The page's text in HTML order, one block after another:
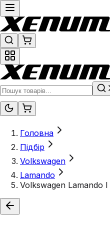
Головна
Підбір
Volkswagen
Lamando
Volkswagen Lamando I